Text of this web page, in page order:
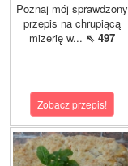
Poznaj mój sprawdzony
przepis na chrupiącą
mizerię w... ⇖ 497
Zobacz przepis!